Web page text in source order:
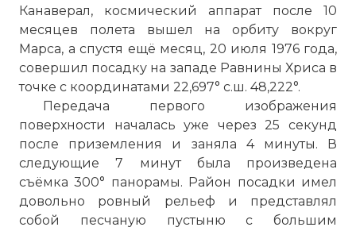
Канаверал, космический аппарат после 10
месяцев полета вышел на орбиту вокруг
Марса, а спустя ещё месяц, 20 июля 1976 года,
совершил посадку на западе Равнины Хриса в
точке с координатами 22,697° с.ш. 48,222°.
Передача первого изображения
поверхности началась уже через 25 секунд
после приземления и заняла 4 минуты. В
следующие 7 минут была произведена
съёмка 300° панорамы. Район посадки имел
довольно ровный рельеф и представлял
собой песчаную пустыню с большим